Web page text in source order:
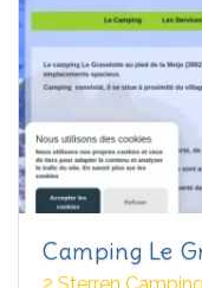
Camping Le